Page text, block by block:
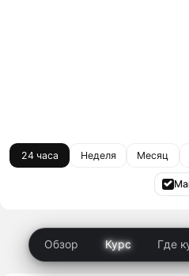
24 часа Неделя Месяц
Обзор Курс Где